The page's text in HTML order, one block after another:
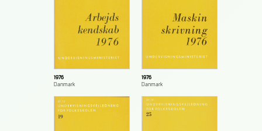
1976
Danmark
1976
Danmark